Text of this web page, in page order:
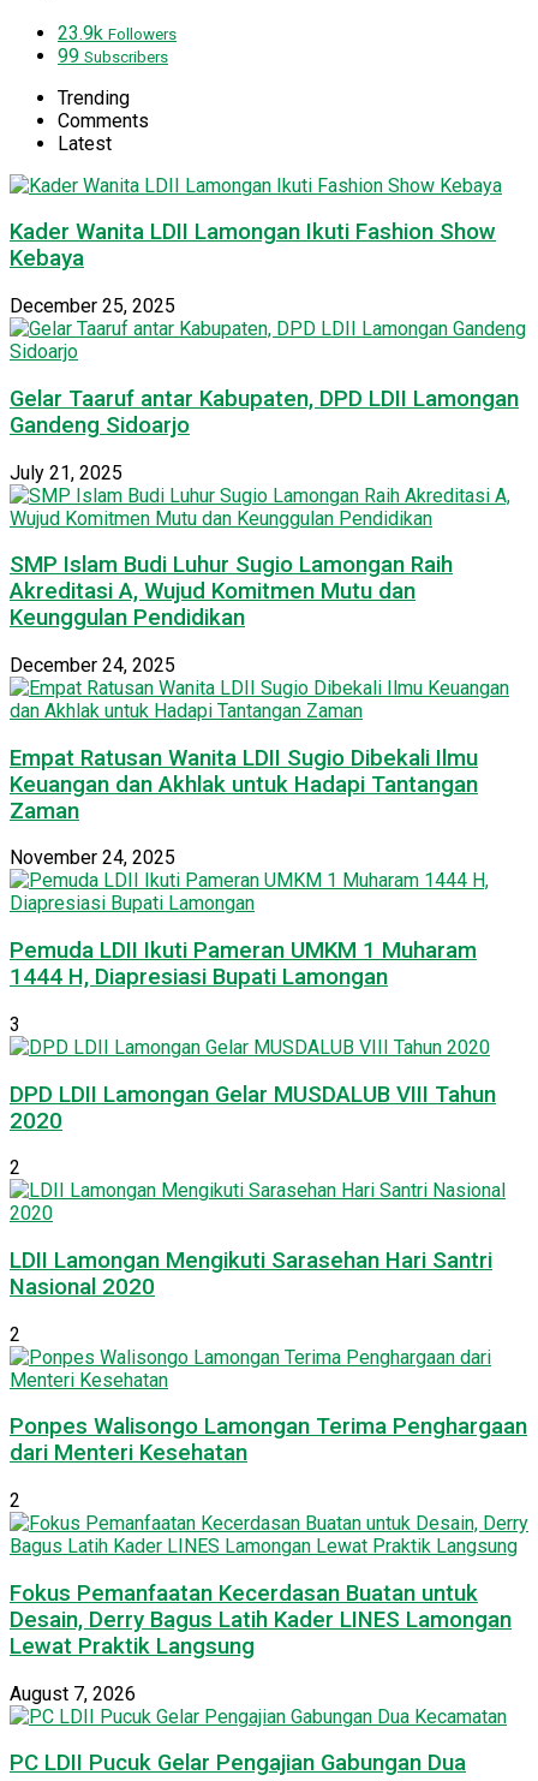
23.9k Followers
99 Subscribers
Trending
Comments
Latest
Kader Wanita LDII Lamongan Ikuti Fashion Show
Kebaya
December 25, 2025
Gelar Taaruf antar Kabupaten, DPD LDII Lamongan
Gandeng Sidoarjo
July 21, 2025
SMP Islam Budi Luhur Sugio Lamongan Raih
Akreditasi A, Wujud Komitmen Mutu dan
Keunggulan Pendidikan
December 24, 2025
Empat Ratusan Wanita LDII Sugio Dibekali Ilmu
Keuangan dan Akhlak untuk Hadapi Tantangan
Zaman
November 24, 2025
Pemuda LDII Ikuti Pameran UMKM 1 Muharam
1444 H, Diapresiasi Bupati Lamongan
3
DPD LDII Lamongan Gelar MUSDALUB VIII Tahun
2020
2
LDII Lamongan Mengikuti Sarasehan Hari Santri
Nasional 2020
2
Ponpes Walisongo Lamongan Terima Penghargaan
dari Menteri Kesehatan
2
Fokus Pemanfaatan Kecerdasan Buatan untuk
Desain, Derry Bagus Latih Kader LINES Lamongan
Lewat Praktik Langsung
August 7, 2026
PC LDII Pucuk Gelar Pengajian Gabungan Dua